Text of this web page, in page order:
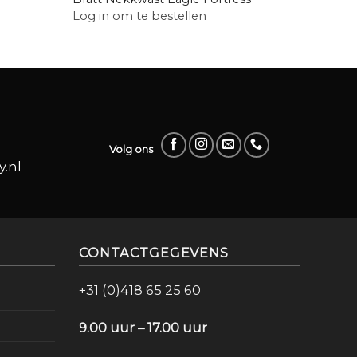
Log in om te bestellen
Volg ons
CONTACTGEGEVENS
+31 (0)418 65 25 60
9.00 uur – 17.00 uur